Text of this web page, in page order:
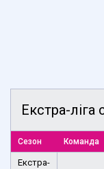
Екстра-
Сезон Команда
Екстра-